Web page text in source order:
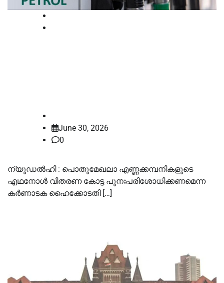
June 30, 2026
0
ന്യൂഡൽഹി : പൊതുമേഖലാ എണ്ണക്കമ്പനികളുടെ
എഥനോൾ വിതരണ കോട്ട പുനഃപരിശോധിക്കണമെന്ന
കർണാടക ഹൈക്കോടതി […]